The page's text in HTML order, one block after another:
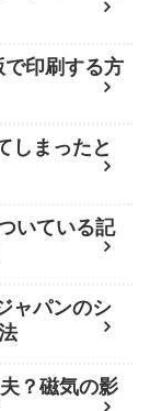
印刷する方
しまったと
いている記
ャパンのシ
？磁気の影